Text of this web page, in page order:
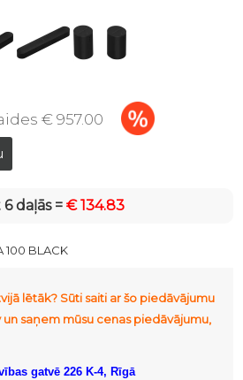
€ 957.00
daļās =€ 134.83
100 BLACK
lētāk? Sūti saiti ar šo piedāvājumu
un saņem mūsu cenas piedāvājumu,
gatvē 226 K-4, Rīgā